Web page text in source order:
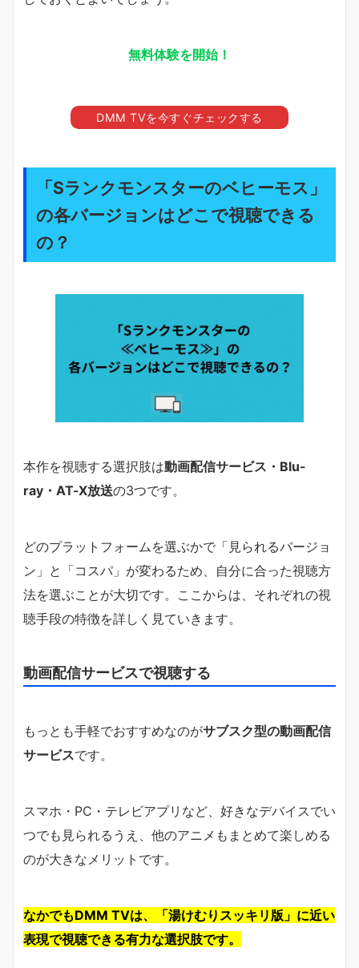
無料体験を開始！
DMM TVを今すぐチェックする
「Sランクモンスターのベヒーモス」
の各バージョンはどこで視聴できる
の？
本作を視聴する選択肢は動画配信サービス・Blu-
ray・AT-X放送の3つです。
どのプラットフォームを選ぶかで「見られるバージョ
ン」と「コスパ」が変わるため、自分に合った視聴方
法を選ぶことが大切です。ここからは、それぞれの視
聴手段の特徴を詳しく見ていきます。
動画配信サービスで視聴する
もっとも手軽でおすすめなのがサブスク型の動画配信
サービスです。
スマホ・PC・テレビアプリなど、好きなデバイスでい
つでも見られるうえ、他のアニメもまとめて楽しめる
のが大きなメリットです。
なかでもDMM TVは、「湯けむりスッキリ版」に近い
表現で視聴できる有力な選択肢です。